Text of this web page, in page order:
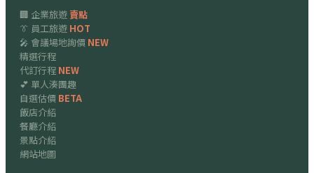
🏢 企業旅遊賣點
👔 員工旅遊 HOT
🎤 會議場地詢價 NEW
精選行程
代訂行程 NEW
💕 單人湊團趣
自選估價 BETA
飯店介紹
餐廳介紹
景點介紹
網站地圖